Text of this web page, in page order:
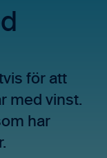
för att
med vinst.
har